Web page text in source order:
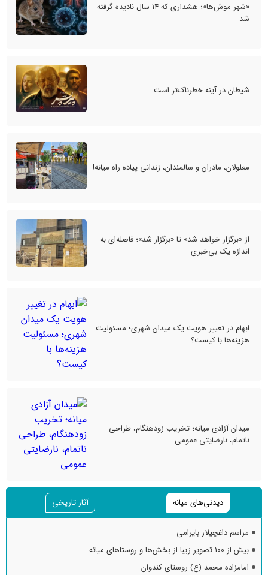
«شهر موش‌ها»؛ هشداری که ۱۴ سال نادیده گرفته
شد
شیطان در آینه خطرناک‌تر است
معلولان، مادران و سالمندان، زندانی پیاده راه میانه!
از «برگزار خواهد شد» تا «برگزار شد»؛ فاصله‌ای به
اندازه یک بی‌خبری
ابهام در تغییر هویت یک میدان شهری؛ مسئولیت
هزینه‌ها با کیست؟
میدان آزادی میانه؛ تخریب زودهنگام، طراحی
ناتمام، نارضایتی عمومی
دیدنی‌های میانه آثار تاریخی
مراسم داغچیلار بایرامی
بیش از 100 تصویر زیبا از بخش‌ها و روستاهای میانه
امامزاده محمد (ع) روستای کندوان